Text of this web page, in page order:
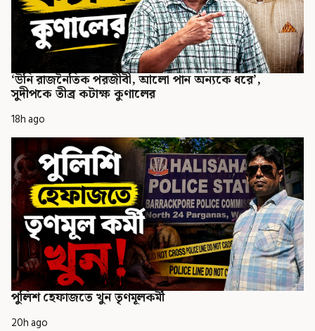
‘উনি রাজনৈতিক পরজীবী, আলো পান অন্যকে ধরে’,
সুদীপকে তীব্র কটাক্ষ কুণালের
18h ago
পুলিশ হেফাজতে খুন তৃণমূলকর্মী
20h ago